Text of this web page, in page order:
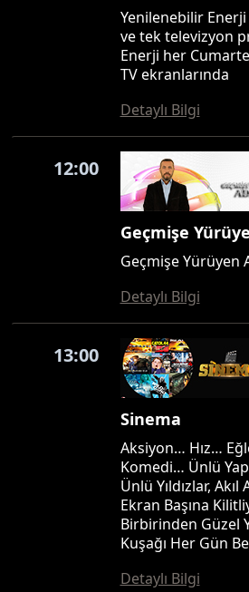
Yenilenebilir
ve tek televizyon
Enerji her
TV ekranlarında
Detaylı Bilgi
12:00
Geçmişe
Geçmişe Yürüyen
Detaylı Bilgi
13:00
Sinema
Aksiyon… Hız…
Komedi… Ünlü
Ünlü Yıldızlar,
Ekran Başına
Birbirinden Güzel
Kuşağı Her Gün
Detaylı Bilgi